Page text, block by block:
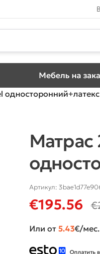
Мебель на
Артикул:
€195.56 €
Или от 5.43€/мес.
Оплатить